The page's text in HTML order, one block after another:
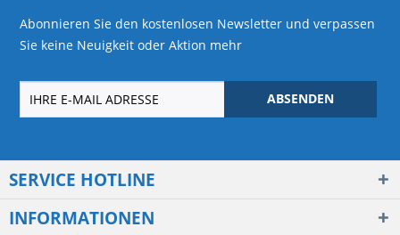
Abonnieren Sie den kostenlosen Newsletter und verpassen
Sie keine Neuigkeit oder Aktion mehr
ABSENDEN
SERVICE HOTLINE
INFORMATIONEN